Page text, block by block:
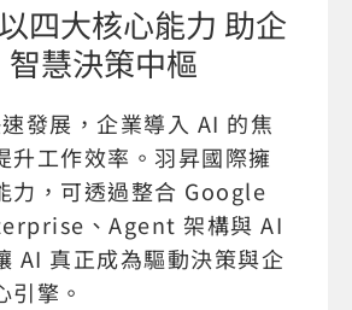
四大核心能力 助企
智慧決策中樞
發展，企業導入 AI 的焦
升工作效率。羽昇國際擁
力，可透過整合 Google
、Agent 架構與 AI
AI 真正成為驅動決策與企
引擎。